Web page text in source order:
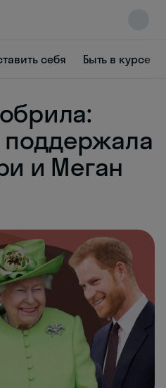
себя Быть в курсе
поддержала
и Меган